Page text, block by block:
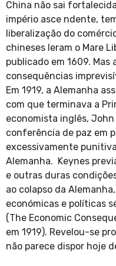
China não sai
império asce ndente,
liberalização do
chineses leram o Mare
publicado em 1609.
consequências
Em 1919, a Alemanha
com que terminava a
economista inglês, John
conferência de paz em
excessivamente
Alemanha. Keynes
e outras duras
ao colapso da
económicas e políticas
(The Economic
em 1919). Revelou-se
não parece dispor hoje